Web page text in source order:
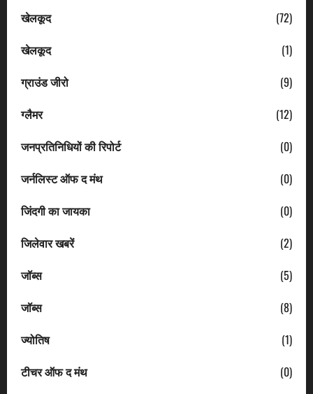
खेलकूद
(72)
खेलकूद
(1)
ग्राउंड जीरो
(9)
ग्लैमर
(12)
जनप्रतिनिधियों की रिपोर्ट
(0)
जर्नलिस्ट ऑफ द मंथ
(0)
जिंदगी का जायका
(0)
जिलेवार खबरें
(2)
जॉब्स
(5)
जॉब्स
(8)
ज्योतिष
(1)
टीचर ऑफ द मंथ
(0)